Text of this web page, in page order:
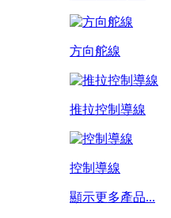
方向舵線
推拉控制導線
控制導線
顯示更多產品...